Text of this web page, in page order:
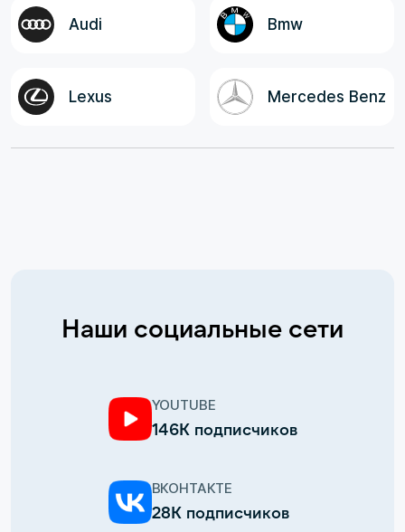
Audi Bmw
Lexus Mercedes Benz
Наши социальные сети
YOUTUBE
146К подписчиков
ВКОНТАКТЕ
28К подписчиков